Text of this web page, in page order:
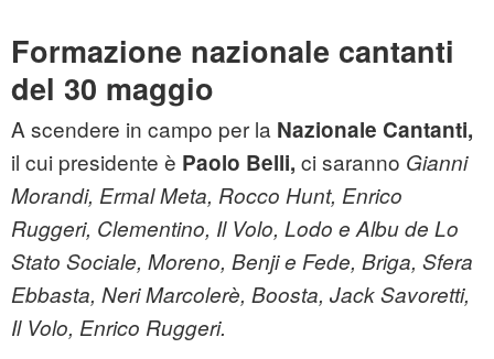
Formazione nazionale cantanti
del 30 maggio
A scendere in campo per la Nazionale Cantanti,
il cui presidente è Paolo Belli, ci saranno Gianni
Morandi, Ermal Meta, Rocco Hunt, Enrico
Ruggeri, Clementino, Il Volo, Lodo e Albu de Lo
Stato Sociale, Moreno, Benji e Fede, Briga, Sfera
Ebbasta, Neri Marcolerè, Boosta, Jack Savoretti,
Il Volo, Enrico Ruggeri.